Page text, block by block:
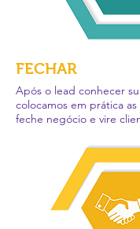
FECHAR
Após o lead conhecer
colocamos em prática
feche negócio e vire